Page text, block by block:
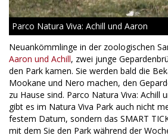
Parco Natura Viva: Achill und Aaron
Neuankömmlinge in der zoologischen
Aaron und Achill, zwei junge
den Park kamen. Sie werden bald die
Mookane und Nero machen, den
zu Hause sind. Parco Natura Viva: Achill
gibt es im Natura Viva Park auch nicht
festem Datum, sondern das SMART
mit dem Sie den Park während der